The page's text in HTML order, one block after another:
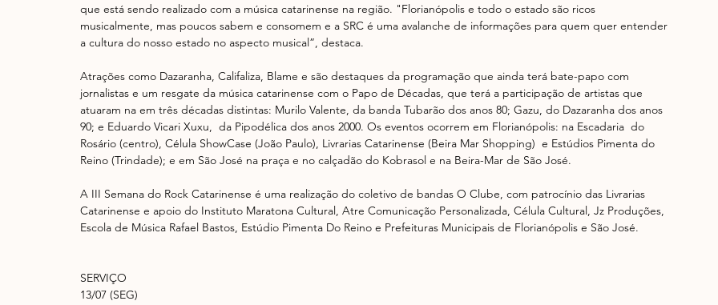
que está sendo realizado com a música catarinense na região. "Florianópolis e todo o estado são ricos
musicalmente, mas poucos sabem e consomem e a SRC é uma avalanche de informações para quem quer entender
a cultura do nosso estado no aspecto musical”, destaca.
Atrações como Dazaranha, Califaliza, Blame e são destaques da programação que ainda terá bate-papo com
jornalistas e um resgate da música catarinense com o Papo de Décadas, que terá a participação de artistas que
atuaram na em três décadas distintas: Murilo Valente, da banda Tubarão dos anos 80; Gazu, do Dazaranha dos anos
90; e Eduardo Vicari Xuxu,  da Pipodélica dos anos 2000. Os eventos ocorrem em Florianópolis: na Escadaria  do
Rosário (centro), Célula ShowCase (João Paulo), Livrarias Catarinense (Beira Mar Shopping)  e Estúdios Pimenta do
Reino (Trindade); e em São José na praça e no calçadão do Kobrasol e na Beira-Mar de São José.
A III Semana do Rock Catarinense é uma realização do coletivo de bandas O Clube, com patrocínio das Livrarias
Catarinense e apoio do Instituto Maratona Cultural, Atre Comunicação Personalizada, Célula Cultural, Jz Produções,
Escola de Música Rafael Bastos, Estúdio Pimenta Do Reino e Prefeituras Municipais de Florianópolis e São José.
SERVIÇO
13/07 (SEG)